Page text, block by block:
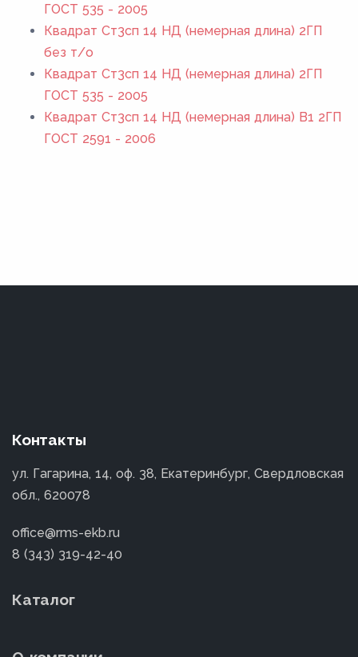
ГОСТ 535 - 2005
Квадрат Ст3сп 14 НД (немерная длина) 2ГП
без т/о
Квадрат Ст3сп 14 НД (немерная длина) 2ГП
ГОСТ 535 - 2005
Квадрат Ст3сп 14 НД (немерная длина) В1 2ГП
ГОСТ 2591 - 2006
Контакты
ул. Гагарина, 14, оф. 38, Екатеринбург, Свердловская
обл., 620078
office@rms-ekb.ru
8 (343) 319-42-40
Каталог